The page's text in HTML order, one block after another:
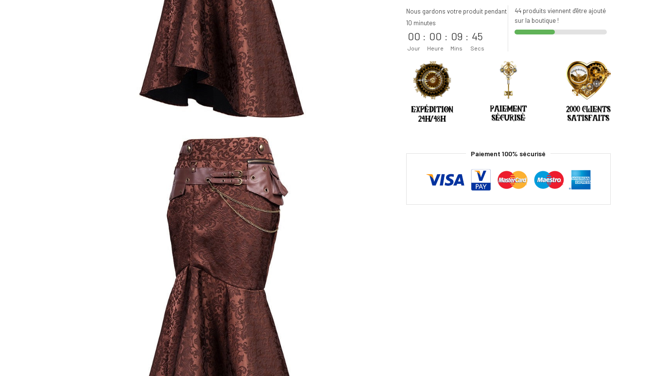
Nous gardons votre produit pendant
10 minutes
00
Jour
: 00
Heure
: 09
Mins
: 44
Secs
44 produits viennent d'être ajouté
sur la boutique !
Paiement 100% sécurisé